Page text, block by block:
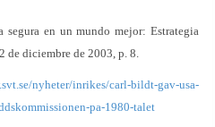
segura en un mundo mejor: Estrategia
de diciembre de 2003, p. 8.
nyheter/inrikes/carl-bildt-gav-usa-
pa-1980-talet